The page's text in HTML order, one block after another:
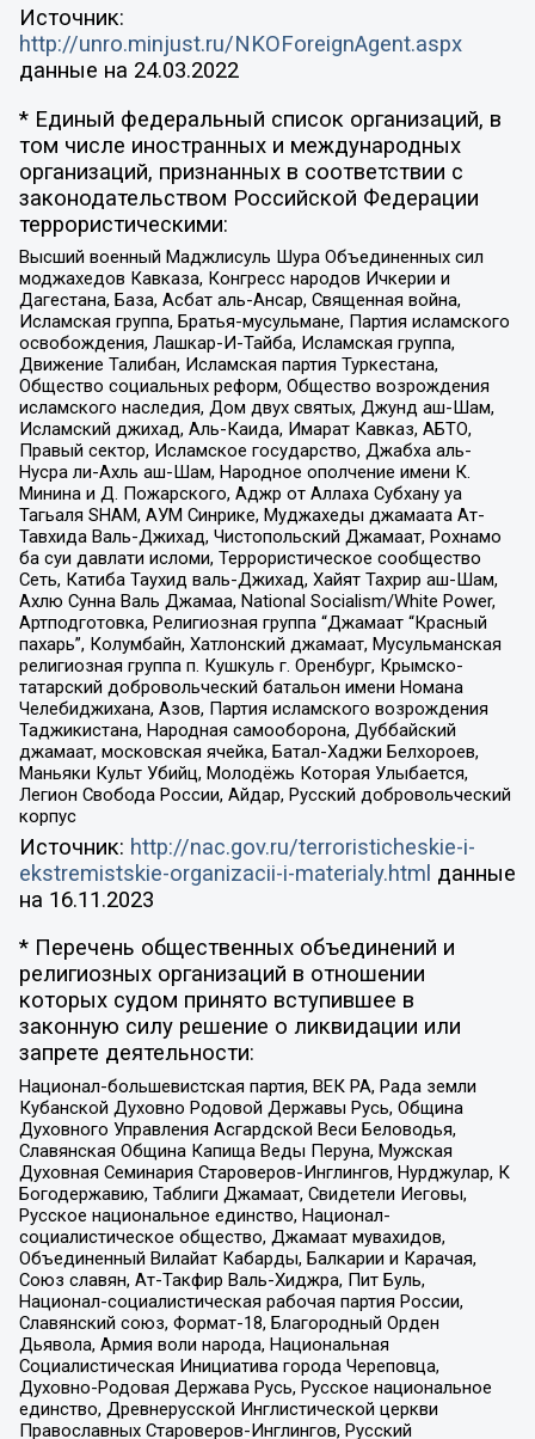
Источник:
http://unro.minjust.ru/NKOForeignAgent.aspx
данные на 24.03.2022
* Единый федеральный список организаций, в
том числе иностранных и международных
организаций, признанных в соответствии с
законодательством Российской Федерации
террористическими:
Высший военный Маджлисуль Шура Объединенных сил
моджахедов Кавказа, Конгресс народов Ичкерии и
Дагестана, База, Асбат аль-Ансар, Священная война,
Исламская группа, Братья-мусульмане, Партия исламского
освобождения, Лашкар-И-Тайба, Исламская группа,
Движение Талибан, Исламская партия Туркестана,
Общество социальных реформ, Общество возрождения
исламского наследия, Дом двух святых, Джунд аш-Шам,
Исламский джихад, Аль-Каида, Имарат Кавказ, АБТО,
Правый сектор, Исламское государство, Джабха аль-
Нусра ли-Ахль аш-Шам, Народное ополчение имени К.
Минина и Д. Пожарского, Аджр от Аллаха Субхану уа
Тагьаля SHAM, АУМ Синрике, Муджахеды джамаата Ат-
Тавхида Валь-Джихад, Чистопольский Джамаат, Рохнамо
ба суи давлати исломи, Террористическое сообщество
Сеть, Катиба Таухид валь-Джихад, Хайят Тахрир аш-Шам,
Ахлю Сунна Валь Джамаа, National Socialism/White Power,
Артподготовка, Религиозная группа “Джамаат “Красный
пахарь”, Колумбайн, Хатлонский джамаат, Мусульманская
религиозная группа п. Кушкуль г. Оренбург, Крымско-
татарский добровольческий батальон имени Номана
Челебиджихана, Азов, Партия исламского возрождения
Таджикистана, Народная самооборона, Дуббайский
джамаат, московская ячейка, Батал-Хаджи Белхороев,
Маньяки Культ Убийц, Молодёжь Которая Улыбается,
Легион Свобода России, Айдар, Русский добровольческий
корпус
Источник: http://nac.gov.ru/terroristicheskie-i-
ekstremistskie-organizacii-i-materialy.html данные
на 16.11.2023
* Перечень общественных объединений и
религиозных организаций в отношении
которых судом принято вступившее в
законную силу решение о ликвидации или
запрете деятельности:
Национал-большевистская партия, ВЕК РА, Рада земли
Кубанской Духовно Родовой Державы Русь, Община
Духовного Управления Асгардской Веси Беловодья,
Славянская Община Капища Веды Перуна, Мужская
Духовная Семинария Староверов-Инглингов, Нурджулар, К
Богодержавию, Таблиги Джамаат, Свидетели Иеговы,
Русское национальное единство, Национал-
социалистическое общество, Джамаат мувахидов,
Объединенный Вилайат Кабарды, Балкарии и Карачая,
Союз славян, Ат-Такфир Валь-Хиджра, Пит Буль,
Национал-социалистическая рабочая партия России,
Славянский союз, Формат-18, Благородный Орден
Дьявола, Армия воли народа, Национальная
Социалистическая Инициатива города Череповца,
Духовно-Родовая Держава Русь, Русское национальное
единство, Древнерусской Инглистической церкви
Православных Староверов-Инглингов, Русский